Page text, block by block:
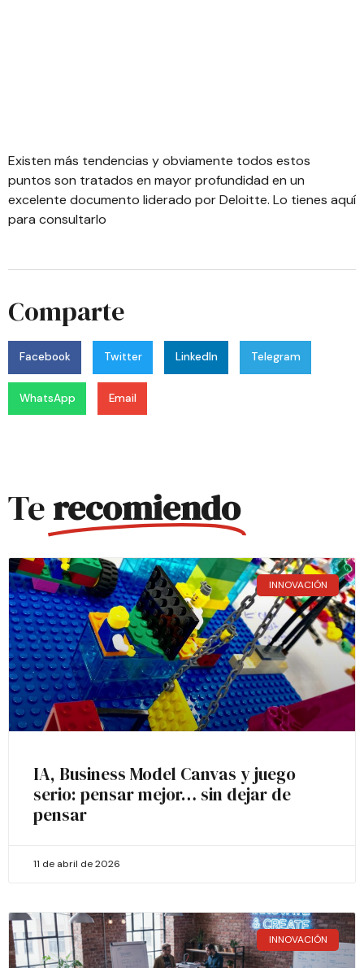
Existen más tendencias y obviamente todos estos
puntos son tratados en mayor profundidad en un
excelente documento liderado por Deloitte. Lo tienes aquí
para consultarlo
Comparte
Facebook Twitter LinkedIn Telegram
WhatsApp Email
Terecomiendo
INNOVACIÓN
IA, Business Model Canvas y juego
serio: pensar mejor… sin dejar de
pensar
11 de abril de 2026
INNOVACIÓN